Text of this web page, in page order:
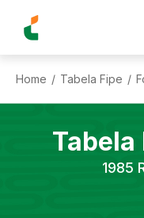
Home / Tabela Fipe /
Tabela
1985